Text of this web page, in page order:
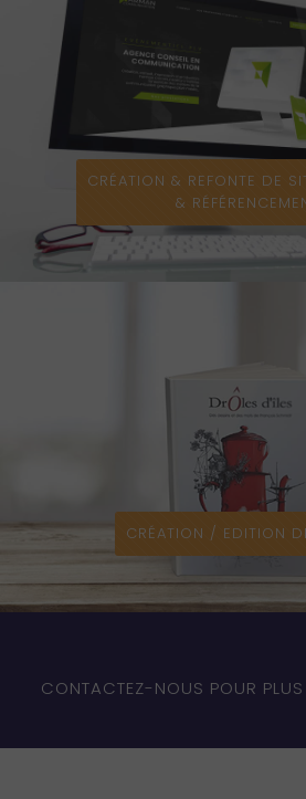
CRÉATION & REFONTE DE
&
CRÉATION / EDITION
CONTACTEZ-NOUS POUR